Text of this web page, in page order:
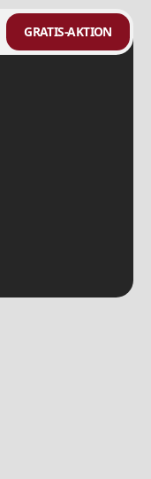
GRATIS-AKTION